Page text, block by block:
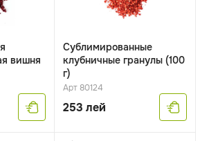
вишня
Сублимированные
клубничные гранулы (100
г)
Арт 80124
253 лей